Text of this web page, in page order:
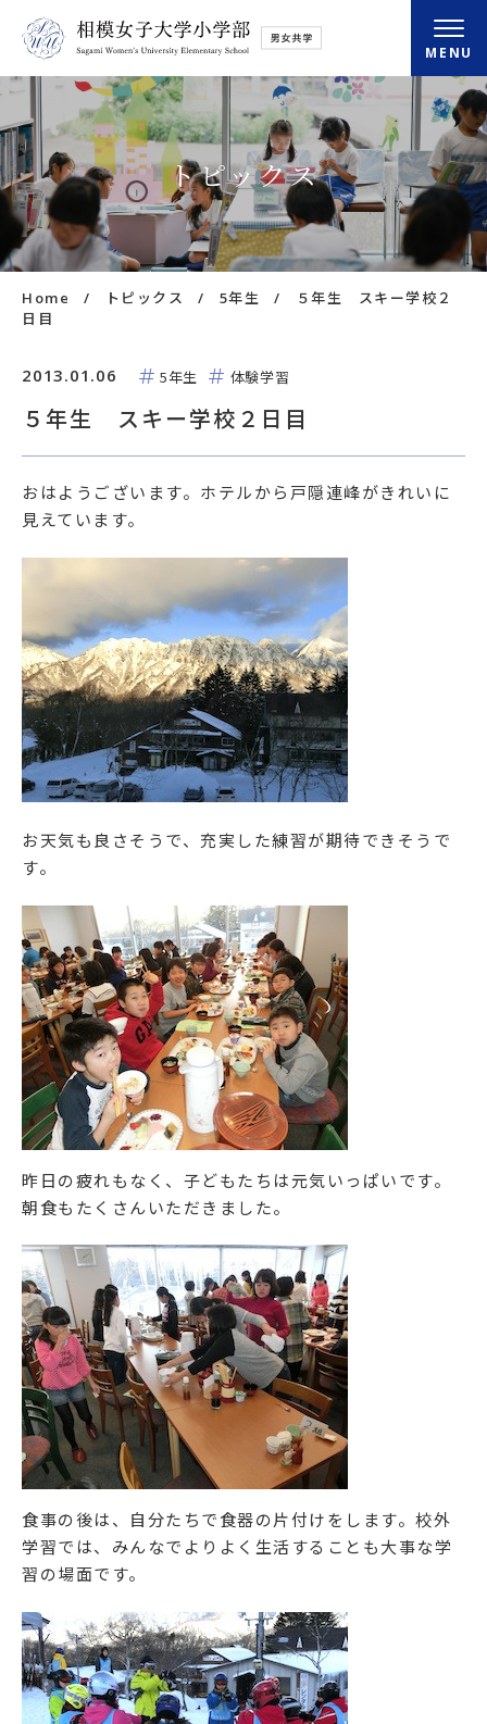
MENU
小学部概要
さがみの学び
さがみの毎日
入学・転入情報
アクセス
Facebook
Instagram
資料請求・お問い合わせ
学校法人相模女子大学
相模女子大学
相模女子大学中学部・高等部
トピックス
Home トピックス 5年生
５年生 スキー学校２
日目
2013.01.06 5年生 体験学習
５年生 スキー学校２日目
おはようございます。ホテルから戸隠連峰がきれいに
見えています。
お天気も良さそうで、充実した練習が期待できそうで
す。
昨日の疲れもなく、子どもたちは元気いっぱいです。
朝食もたくさんいただきました。
食事の後は、自分たちで食器の片付けをします。校外
学習では、みんなでよりよく生活することも大事な学
習の場面です。